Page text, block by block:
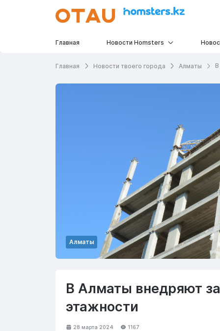
Главная Новости Homsters
Главная Новости твоего города Алматы В
Алматы
В Алматы внедряют
этажности
28 марта 2024 1167